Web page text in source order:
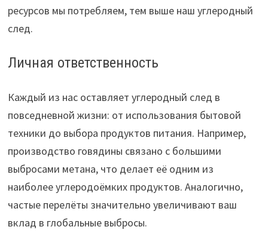
ресурсов мы потребляем, тем выше наш углеродный
след.
Личная ответственность
Каждый из нас оставляет углеродный след в
повседневной жизни: от использования бытовой
техники до выбора продуктов питания. Например,
производство говядины связано с большими
выбросами метана, что делает её одним из
наиболее углеродоёмких продуктов. Аналогично,
частые перелёты значительно увеличивают ваш
вклад в глобальные выбросы.